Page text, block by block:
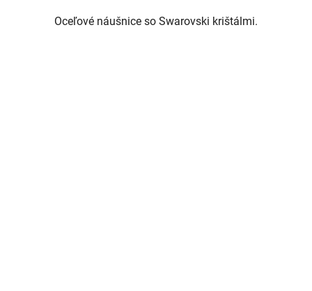
Oceľové náušnice so Swarovski krištálmi.